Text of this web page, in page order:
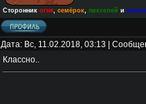
Сторонник огня, семёрок, пикселей и
Дата: Вс, 11.02.2018, 03:13 |
Классно..